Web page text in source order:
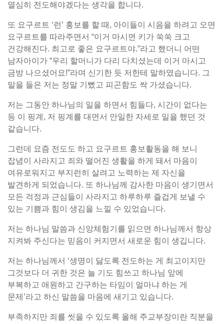
열심히 전도해야겠다는 생각을 합니다.
또 요구르트 ‘런’ 홍보를 할 때, 아이들이 시음을 하려고 오면
요구르트를 따라주면서 “이거 마시면 키가 쑥쑥 크고
건강해진다. 최고로 좋은 요구르트야.”라고 했더니 어떤
남자아이가 “우리 할머니가 다리 다치셨는데 이거 마시고
금방 나으셨어요!”라며 신기한 듯 저한테 말하였습니다. 그
말을 들은 저는 정말 기뻤고 피곤함도 싹 가셨습니다.
저는 그동안 하나님의 일을 하면서 힘들다, 시간이 없다는
등 이 핑계, 저 핑계를 대면서 안일한 자세로 일을 했던 것
같습니다.
그런데 요즘 전도도 하고 요구르트 홍보활동을 해 보니
잡념이 사라지고 죄와 떨어진 생활을 하게 돼서 마음이
여유로워지고 부지런히 살려고 노력하는 제 자신을
발견하게 되었습니다. 또 하나님께 감사한 마음이 생기면서
모든 걱정과 근심들이 사라지고 하루하루 즐겁게 보낼 수
있는 기쁨과 힘이 생김을 느낄 수 있었습니다.
저는 하나님 말씀과 신앙체험기를 읽으면 하나님께서 항상
지켜봐 주신다는 믿음이 커지면서 새로운 힘이 생깁니다.
저는 하나님께서 ‘생명이 닳도록 전도하는 게 최고이지만
그것보다 더 귀한 것은 늘 기도 힘쓰고 하나님 앞에
부복하고 애원하고 간구하는 타임이 얼마냐 하는 게
문제’라고 하신 말씀을 마음에 새기고 있습니다.
부족하지만 죄를 씻을 수 있도록 올해 주교부장이란 직분을